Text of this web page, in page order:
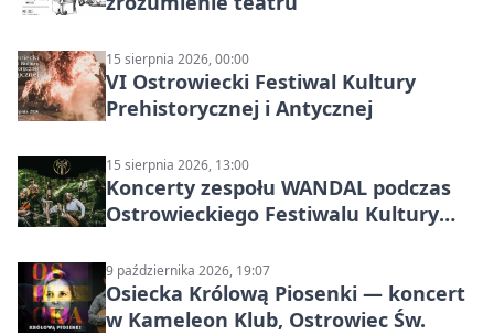
15 sierpnia 2026, 00:00
VI Ostrowiecki Festiwal Kultury
Prehistorycznej i Antycznej
15 sierpnia 2026, 13:00
Koncerty zespołu WANDAL podczas
Ostrowieckiego Festiwalu Kultury
9 października 2026, 19:07
Osiecka Królową Piosenki — koncert
w Kameleon Klub, Ostrowiec Św.